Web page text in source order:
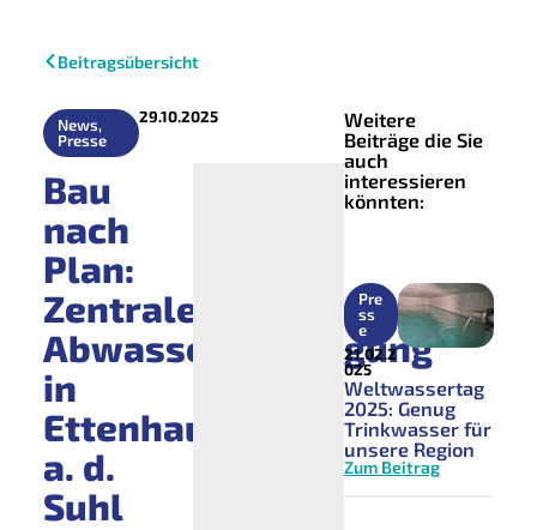
Beitragsübersicht
News,
Presse
29.10.2025
Bau
nach
Plan:
Zentrale
Abwasserentsorgung
in
Ettenhausen
a. d.
Suhl
Weitere
Beiträge die Sie
auch
interessieren
könnten:
Pre
ss
e
21.02.2
025
Weltwassertag
2025: Genug
Trinkwasser für
unsere Region
Zum Beitrag